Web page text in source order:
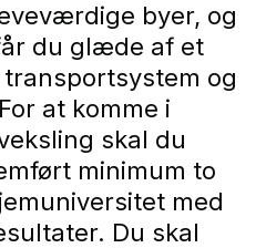
byer, og
du glæde af et
og
at komme i
skal du
minimum to
med
Du skal